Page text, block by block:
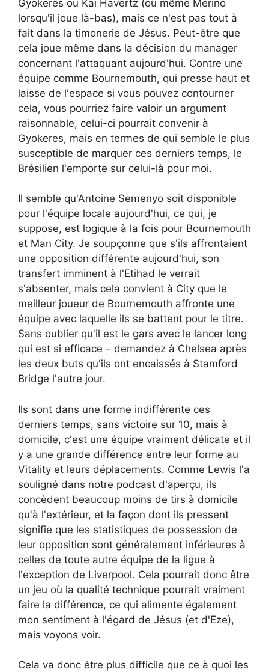
Gyokeres ou Kai Havertz (ou même Merino
lorsqu'il joue là-bas), mais ce n'est pas tout à
fait dans la timonerie de Jésus. Peut-être que
cela joue même dans la décision du manager
concernant l'attaquant aujourd'hui. Contre une
équipe comme Bournemouth, qui presse haut et
laisse de l'espace si vous pouvez contourner
cela, vous pourriez faire valoir un argument
raisonnable, celui-ci pourrait convenir à
Gyokeres, mais en termes de qui semble le plus
susceptible de marquer ces derniers temps, le
Brésilien l'emporte sur celui-là pour moi.
Il semble qu'Antoine Semenyo soit disponible
pour l'équipe locale aujourd'hui, ce qui, je
suppose, est logique à la fois pour Bournemouth
et Man City. Je soupçonne que s'ils affrontaient
une opposition différente aujourd'hui, son
transfert imminent à l'Etihad le verrait
s'absenter, mais cela convient à City que le
meilleur joueur de Bournemouth affronte une
équipe avec laquelle ils se battent pour le titre.
Sans oublier qu'il est le gars avec le lancer long
qui est si efficace – demandez à Chelsea après
les deux buts qu'ils ont encaissés à Stamford
Bridge l'autre jour.
Ils sont dans une forme indifférente ces
derniers temps, sans victoire sur 10, mais à
domicile, c'est une équipe vraiment délicate et il
y a une grande différence entre leur forme au
Vitality et leurs déplacements. Comme Lewis l'a
souligné dans notre podcast d'aperçu, ils
concèdent beaucoup moins de tirs à domicile
qu'à l'extérieur, et la façon dont ils pressent
signifie que les statistiques de possession de
leur opposition sont généralement inférieures à
celles de toute autre équipe de la ligue à
l'exception de Liverpool. Cela pourrait donc être
un jeu où la qualité technique pourrait vraiment
faire la différence, ce qui alimente également
mon sentiment à l'égard de Jésus (et d'Eze),
mais voyons voir.
Cela va donc être plus difficile que ce à quoi les